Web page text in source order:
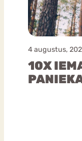
4 augustus,
10X